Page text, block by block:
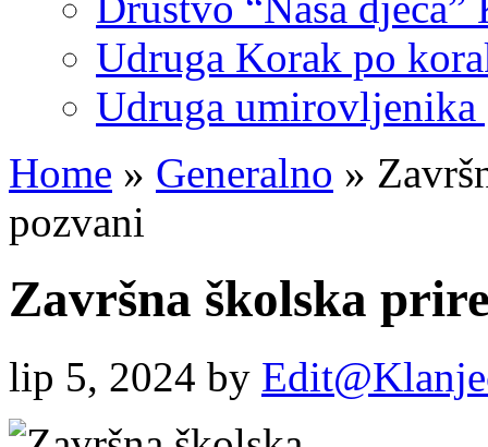
Udruga Korak po
Udruga umirovljenika
Home » Generalno »
pozvani
Završna školska
lip 5, 2024 by